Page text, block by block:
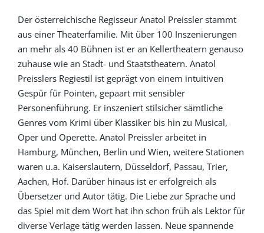
Der österreichische Regisseur Anatol Preissler stammt
aus einer Theaterfamilie. Mit über 100 Inszenierungen
an mehr als 40 Bühnen ist er an Kellertheatern genauso
zuhause wie an Stadt- und Staatstheatern. Anatol
Preisslers Regiestil ist geprägt von einem intuitiven
Gespür für Pointen, gepaart mit sensibler
Personenführung. Er inszeniert stilsicher sämtliche
Genres vom Krimi über Klassiker bis hin zu Musical,
Oper und Operette. Anatol Preissler arbeitet in
Hamburg, München, Berlin und Wien, weitere Stationen
waren u.a. Kaiserslautern, Düsseldorf, Passau, Trier,
Aachen, Hof. Darüber hinaus ist er erfolgreich als
Übersetzer und Autor tätig. Die Liebe zur Sprache und
das Spiel mit dem Wort hat ihn schon früh als Lektor für
diverse Verlage tätig werden lassen. Neue spannende